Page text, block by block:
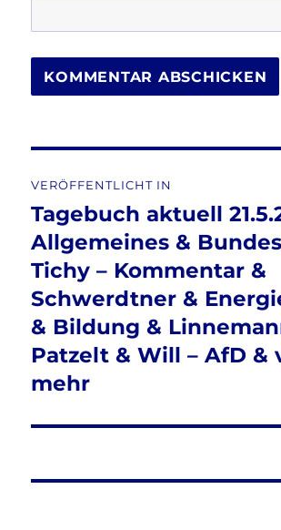
VERÖFFENTLICHT IN
Tagebuch aktuell
Allgemeines &
Tichy – Kommentar &
Schwerdtner &
& Bildung &
Patzelt & Will – AfD &
mehr